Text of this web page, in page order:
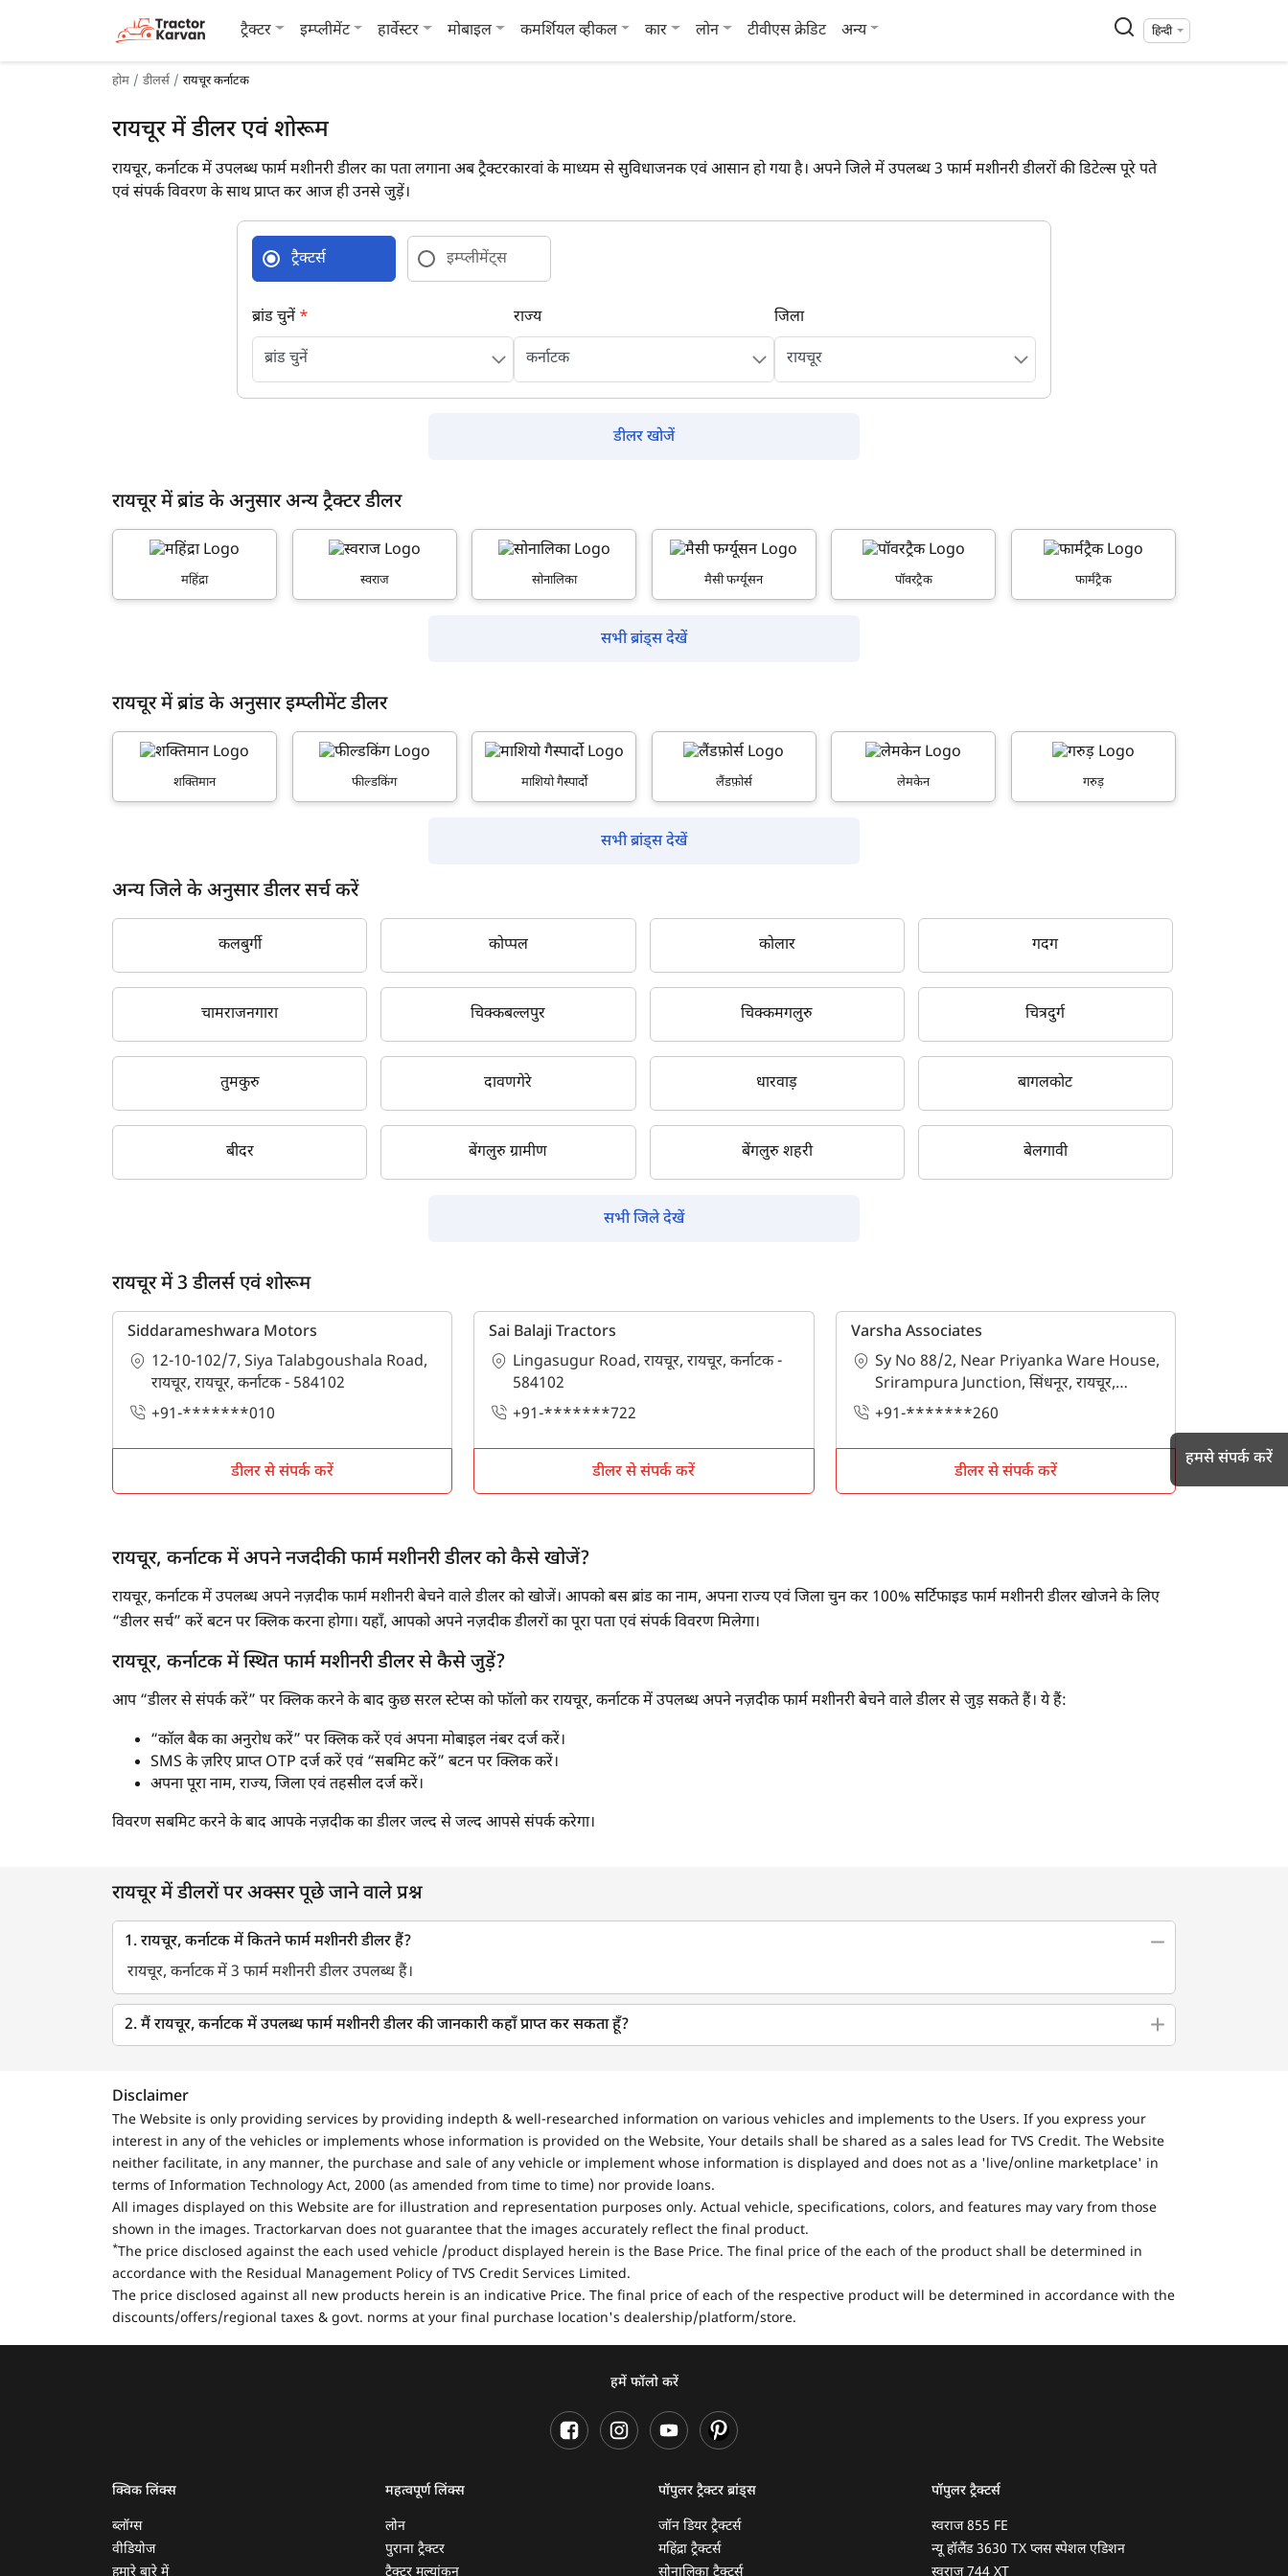
ट्रैक्टर इम्प्लीमेंट हार्वेस्टर मोबाइल कमर्शियल व्हीकल कार लोन टीवीएस क्रेडिट अन्य हिन्दी
होम डीलर्स रायचूर कर्नाटक
रायचूर में डीलर एवं शोरूम
रायचूर, कर्नाटक में उपलब्ध फार्म मशीनरी डीलर का पता लगाना अब ट्रैक्टरकारवां के माध्यम से सुविधाजनक एवं आसान हो गया है। अपने जिले में उपलब्ध 3 फार्म मशीनरी डीलरों की डिटेल्स पूरे पते
एवं संपर्क विवरण के साथ प्राप्त कर आज ही उनसे जुड़ें।
ट्रैक्टर्स इम्प्लीमेंट्स
ब्रांड चुनें* राज्य जिला
डीलर खोजें
रायचूर में ब्रांड के अनुसार अन्य ट्रैक्टर डीलर
महिंद्रा स्वराज सोनालिका मैसी फर्ग्यूसन पॉवरट्रैक फार्मट्रैक
सभी ब्रांड्स देखें
रायचूर में ब्रांड के अनुसार इम्प्लीमेंट डीलर
शक्तिमान फील्डकिंग माशियो गैस्पार्दो लैंडफ़ोर्स लेमकेन गरुड़
सभी ब्रांड्स देखें
अन्य जिले के अनुसार डीलर सर्च करें
कलबुर्गी कोप्पल कोलार गदग
चामराजनगारा चिक्कबल्लपुर चिक्कमगलुरु चित्रदुर्ग
तुमकुरु दावणगेरे धारवाड़ बागलकोट
बीदर बेंगलुरु ग्रामीण बेंगलुरु शहरी बेलगावी
सभी जिले देखें
रायचूर में 3 डीलर्स एवं शोरूम
Siddarameshwara Motors
12-10-102/7, Siya Talabgoushala Road,
रायचूर, रायचूर, कर्नाटक - 584102
+91-*******010
डीलर से संपर्क करें
Sai Balaji Tractors
Lingasugur Road, रायचूर, रायचूर, कर्नाटक -
584102
+91-*******722
डीलर से संपर्क करें
Varsha Associates
Sy No 88/2, Near Priyanka Ware House,
Srirampura Junction, सिंधनूर, रायचूर,
कर्नाटक - 584128
+91-*******260
डीलर से संपर्क करें
रायचूर, कर्नाटक में अपने नजदीकी फार्म मशीनरी डीलर को कैसे खोजें?
रायचूर, कर्नाटक में उपलब्ध अपने नज़दीक फार्म मशीनरी बेचने वाले डीलर को खोजें। आपको बस ब्रांड का नाम, अपना राज्य एवं जिला चुन कर 100% सर्टिफाइड फार्म मशीनरी डीलर खोजने के लिए
“डीलर सर्च” करें बटन पर क्लिक करना होगा। यहाँ, आपको अपने नज़दीक डीलरों का पूरा पता एवं संपर्क विवरण मिलेगा।
रायचूर, कर्नाटक में स्थित फार्म मशीनरी डीलर से कैसे जुड़ें?
आप “डीलर से संपर्क करें” पर क्लिक करने के बाद कुछ सरल स्टेप्स को फॉलो कर रायचूर, कर्नाटक में उपलब्ध अपने नज़दीक फार्म मशीनरी बेचने वाले डीलर से जुड़ सकते हैं। ये हैं:
“कॉल बैक का अनुरोध करें” पर क्लिक करें एवं अपना मोबाइल नंबर दर्ज करें।
SMS के ज़रिए प्राप्त OTP दर्ज करें एवं “सबमिट करें” बटन पर क्लिक करें।
अपना पूरा नाम, राज्य, जिला एवं तहसील दर्ज करें।
विवरण सबमिट करने के बाद आपके नज़दीक का डीलर जल्द से जल्द आपसे संपर्क करेगा।
रायचूर में डीलरों पर अक्सर पूछे जाने वाले प्रश्न
1. रायचूर, कर्नाटक में कितने फार्म मशीनरी डीलर हैं?
रायचूर, कर्नाटक में 3 फार्म मशीनरी डीलर उपलब्ध हैं।
2. मैं रायचूर, कर्नाटक में उपलब्ध फार्म मशीनरी डीलर की जानकारी कहाँ प्राप्त कर सकता हूँ?
Disclaimer
The Website is only providing services by providing indepth & well-researched information on various vehicles and implements to the Users. If you express your
interest in any of the vehicles or implements whose information is provided on the Website, Your details shall be shared as a sales lead for TVS Credit. The Website
neither facilitate, in any manner, the purchase and sale of any vehicle or implement whose information is displayed and does not as a 'live/online marketplace' in
terms of Information Technology Act, 2000 (as amended from time to time) nor provide loans.
All images displayed on this Website are for illustration and representation purposes only. Actual vehicle, specifications, colors, and features may vary from those
shown in the images. Tractorkarvan does not guarantee that the images accurately reflect the final product.
*The price disclosed against the each used vehicle /product displayed herein is the Base Price. The final price of the each of the product shall be determined in
accordance with the Residual Management Policy of TVS Credit Services Limited.
The price disclosed against all new products herein is an indicative Price. The final price of each of the respective product will be determined in accordance with the
discounts/offers/regional taxes & govt. norms at your final purchase location's dealership/platform/store.
हमें फॉलो करें
क्विक लिंक्स
ब्लॉग्स
वीडियोज
महत्वपूर्ण लिंक्स
लोन
पुराना ट्रैक्टर
पॉपुलर ट्रैक्टर ब्रांड्स
जॉन डियर ट्रैक्टर्स
महिंद्रा ट्रैक्टर्स
पॉपुलर ट्रैक्टर्स
स्वराज 855 FE
न्यू हॉलैंड 3630 TX प्लस स्पेशल एडिशन
हमसे संपर्क करें
हम आपकी किस प्रकार सहायता कर सकते हैं?
मोबाइल नंबर दर्ज करें * ओटीपी भेजें
ओटीपी दर्ज करें
पिन कोड दर्ज करें*
Also interested in other loans
Privacy Policy. I authorize TVS Credit Services to share my Personal Data with
Third Parties for purposes outlined in Privacy Policy.
सबमिट
क्या आप बिना फॉर्म भरे जाना चाहते हैं?
इसे पूरा करने में 30 सेकंड से भी कम समय लगेगा।
नहीं, धन्यवाद हाँ, पूछताछ जारी रखें
आपकी जानकारी हमारे पास सुरक्षित है।